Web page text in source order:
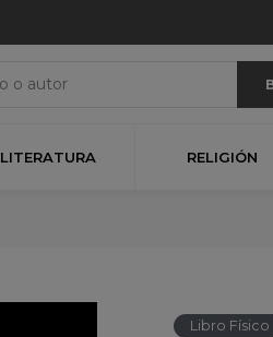
LITERATURA RELIGIÓN
Libro Físico